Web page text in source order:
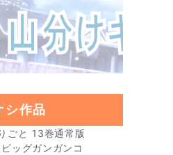
シ作品
ごと 13巻通常版
ッグガンガンコ